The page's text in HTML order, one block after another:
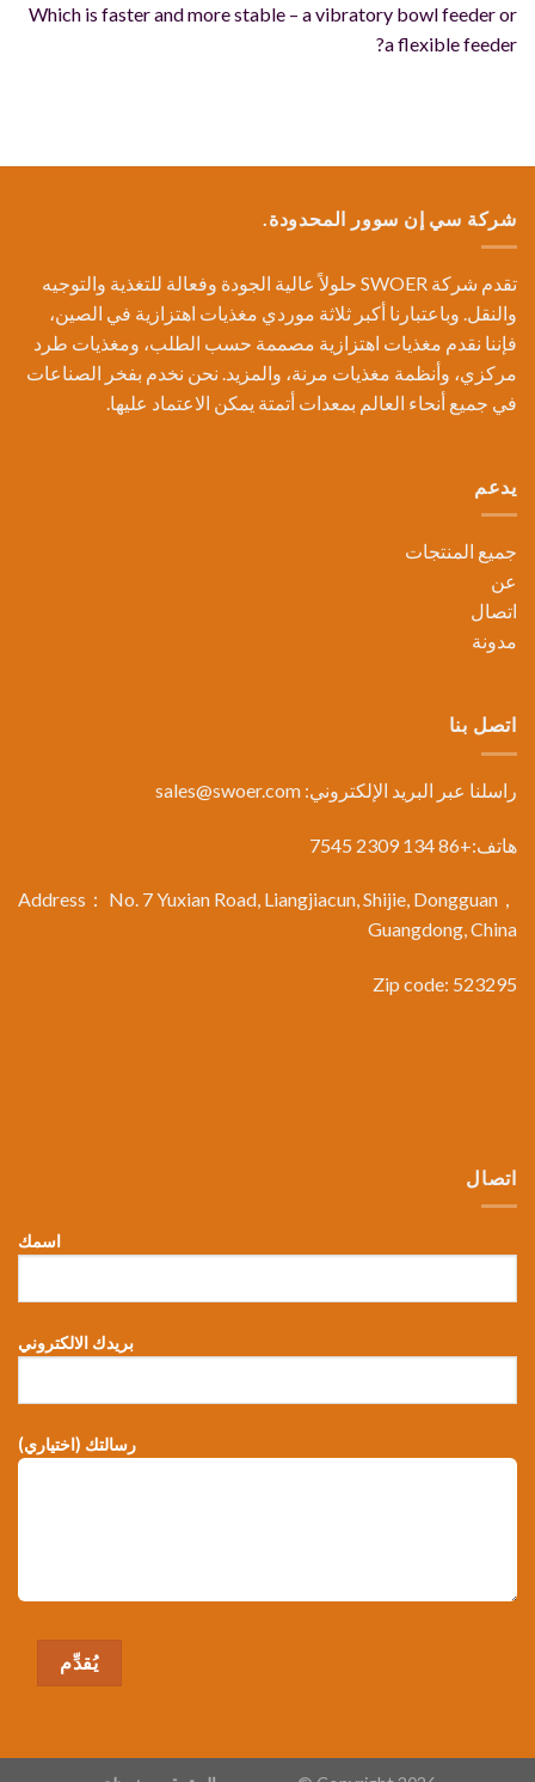
Which is faster and more stable – a vibratory bowl feeder or
a flexible feeder?
شركة سي إن سوور المحدودة.
تقدم شركة SWOER حلولاً عالية الجودة وفعالة للتغذية والتوجيه
والنقل. وباعتبارنا أكبر ثلاثة موردي مغذيات اهتزازية في الصين،
فإننا نقدم مغذيات اهتزازية مصممة حسب الطلب، ومغذيات طرد
مركزي، وأنظمة مغذيات مرنة، والمزيد. نحن نخدم بفخر الصناعات
في جميع أنحاء العالم بمعدات أتمتة يمكن الاعتماد عليها.
يدعم
جميع المنتجات
عن
اتصال
مدونة
اتصل بنا
راسلنا عبر البريد الإلكتروني: sales@swoer.com
هاتف:+86 134 2309 7545
Address： No. 7 Yuxian Road, Liangjiacun, Shijie, Dongguan，
Guangdong, China
Zip code: 523295
اتصال
اسمك
بريدك الالكتروني
رسالتك (اختياري)